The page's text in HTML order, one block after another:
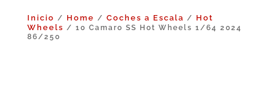
Inicio / Home / Coches a Escala / Hot
Wheels / 10 Camaro SS Hot Wheels 1/64 2024
86/250